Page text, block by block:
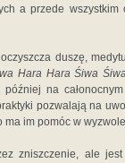
a przede
duszę,
Hara Hara Śiwa
później na
pozwalają na
ma im pomóc w
zniszczenie, ale